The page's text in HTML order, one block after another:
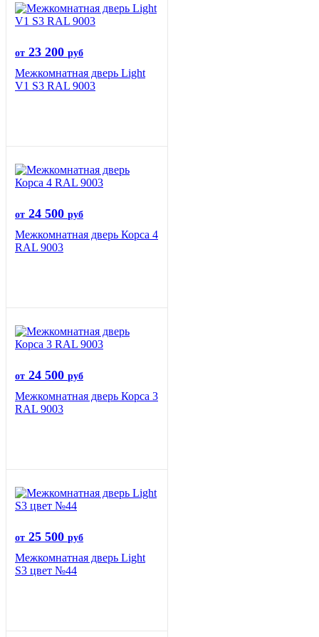
от 23 200 руб
Межкомнатная дверь Light
V1 S3 RAL 9003
от 24 500 руб
Межкомнатная дверь Корса 4
RAL 9003
от 24 500 руб
Межкомнатная дверь Корса 3
RAL 9003
от 25 500 руб
Межкомнатная дверь Light
S3 цвет №44